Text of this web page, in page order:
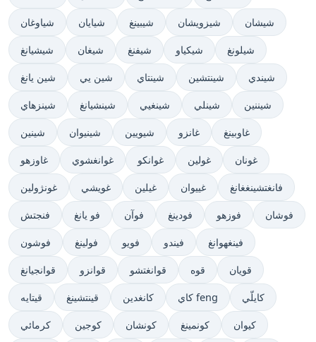
شياوغان شيايان شيبينغ شيزويشان شيشان
شيشيانغ شيغان شيفنغ شيكياو شيلونغ
شين يانغ شين يي شينتاي شينتشين شيندي
شينزهاي شينشيانغ شينغيي شينلي شيننين
شينين شينيوان شيويين غانزو غاوبينغ
غاوزهو غوانغشوي غوانكو غولين غونان
غونژولين غويشي غيلين غييوان فانغتشينغغانغ
فنجتش فو يانغ فوآن فودينغ فوزهو فوشان
فوشون فولينغ فويو فيندو فينغهوانغ
قوانجيانغ قوانزو قوانغتشو قوە قويان
قيتايه قينتشينغ كانغدين كاي feng كايلّي
كرمائي كوجين كونشان كونمينغ كيوان